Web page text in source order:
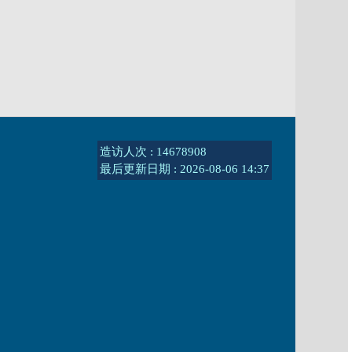
造访人次 : 14678908
最后更新日期 : 2026-08-06 14:37